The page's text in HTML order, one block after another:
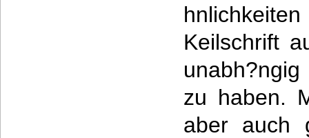
Keilschrift
zu haben.
aber auch